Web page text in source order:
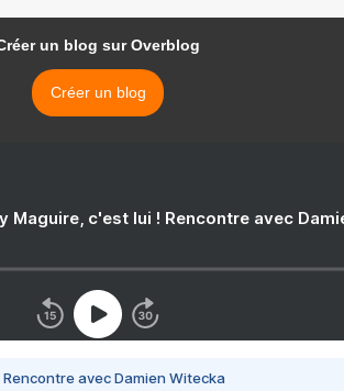
un blog sur Overblog
Créer un blog
Maguire, c'est lui ! Rencontre avec
avec Damien Witecka